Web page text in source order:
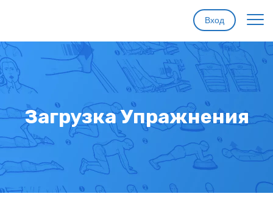
Главная
Функции
Цены
Помощь
Вход
Загрузка Упражнения